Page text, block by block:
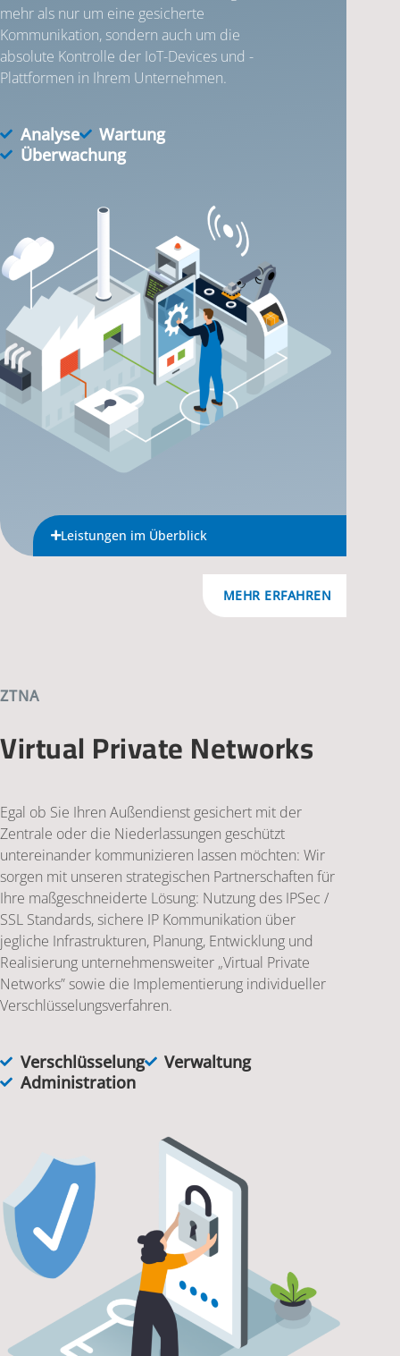
mehr als nur um eine gesicherte
Kommunikation, sondern auch um die
absolute Kontrolle der IoT-Devices und -
Plattformen in Ihrem Unternehmen.
Analyse
Wartung
Überwachung
Leistungen im Überblick
MEHR ERFAHREN
ZTNA
Virtual Private Networks
Egal ob Sie Ihren Außendienst gesichert mit der
Zentrale oder die Niederlassungen geschützt
untereinander kommunizieren lassen möchten: Wir
sorgen mit unseren strategischen Partnerschaften für
Ihre maßgeschneiderte Lösung: Nutzung des IPSec /
SSL Standards, sichere IP Kommunikation über
jegliche Infrastrukturen, Planung, Entwicklung und
Realisierung unternehmensweiter „Virtual Private
Networks” sowie die Implementierung individueller
Verschlüsselungsverfahren.
Verschlüsselung
Verwaltung
Administration